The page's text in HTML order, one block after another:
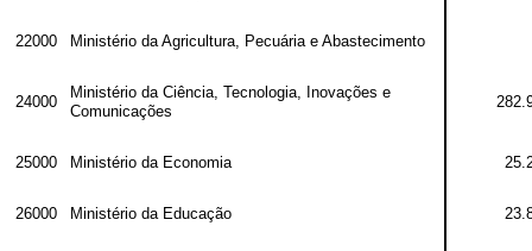
22000 Ministério da Agricultura, Pecuária e Abastecimento
24000
Ministério da Ciência, Tecnologia, Inovações e
Comunicações
25000 Ministério da Economia
26000 Ministério da Educação